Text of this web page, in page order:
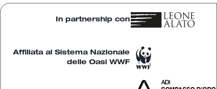
In partnership con
Affiliata al Sistema Nazionale
delle Oasi WWF